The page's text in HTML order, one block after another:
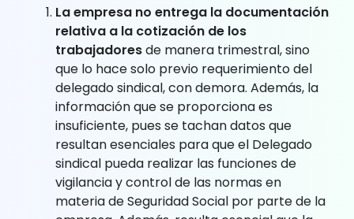
La empresa no entrega la documentación
relativa a la cotización de los
trabajadoresde manera trimestral, sino
que lo hace solo previo requerimiento del
delegado sindical, con demora. Además, la
información que se proporciona es
insuficiente, pues se tachan datos que
resultan esenciales para que el Delegado
sindical pueda realizar las funciones de
vigilancia y control de las normas en
materia de Seguridad Social por parte de la